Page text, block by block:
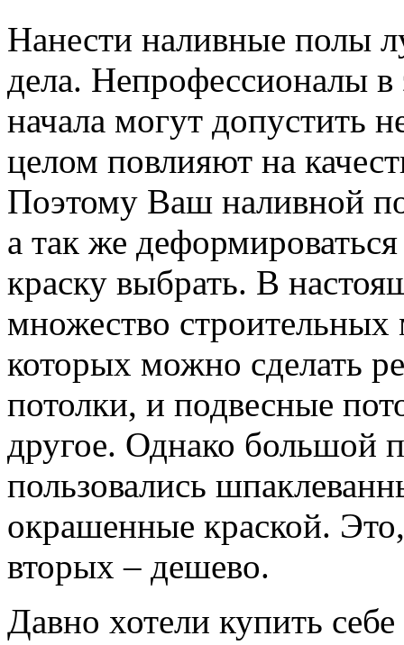
Нанести наливные полы
дела. Непрофессионалы в
начала могут допустить
целом повлияют на
Поэтому Ваш наливной
а так же
краску выбрать. В
множество
которых можно сделать
потолки, и подвесные
другое. Однако большой
пользовались
окрашенные краской.
вторых – дешево.
Давно хотели купить